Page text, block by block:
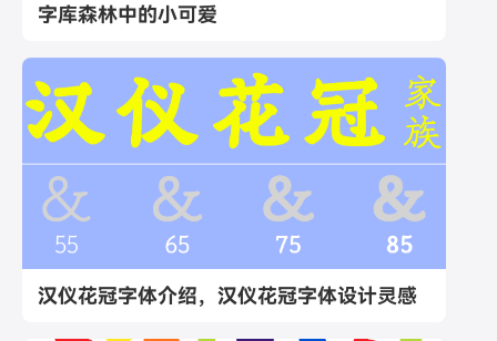
字库森林中的小可爱
汉仪花冠字体介绍，汉仪花冠字体设计灵感